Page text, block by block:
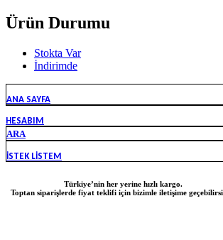
Ürün Durumu
Stokta Var
İndirimde
ANA SAYFA
HESABIM
ARA
İSTEK LISTEM
Türkiye’nin her yerine hızlı kargo.
Toptan siparişlerde fiyat teklifi için bizimle iletişime